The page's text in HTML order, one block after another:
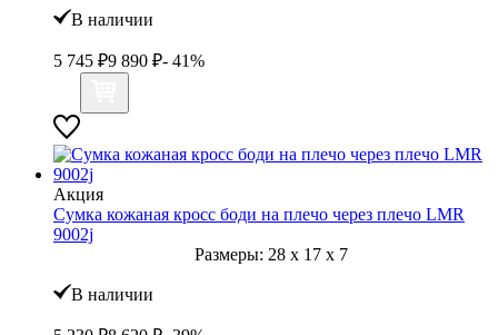
В наличии
5 745 ₽9 890 ₽- 41%
Акция
Сумка кожаная кросс боди на плечо через плечо LMR
9002j
Размеры: 28 x 17 x 7
В наличии